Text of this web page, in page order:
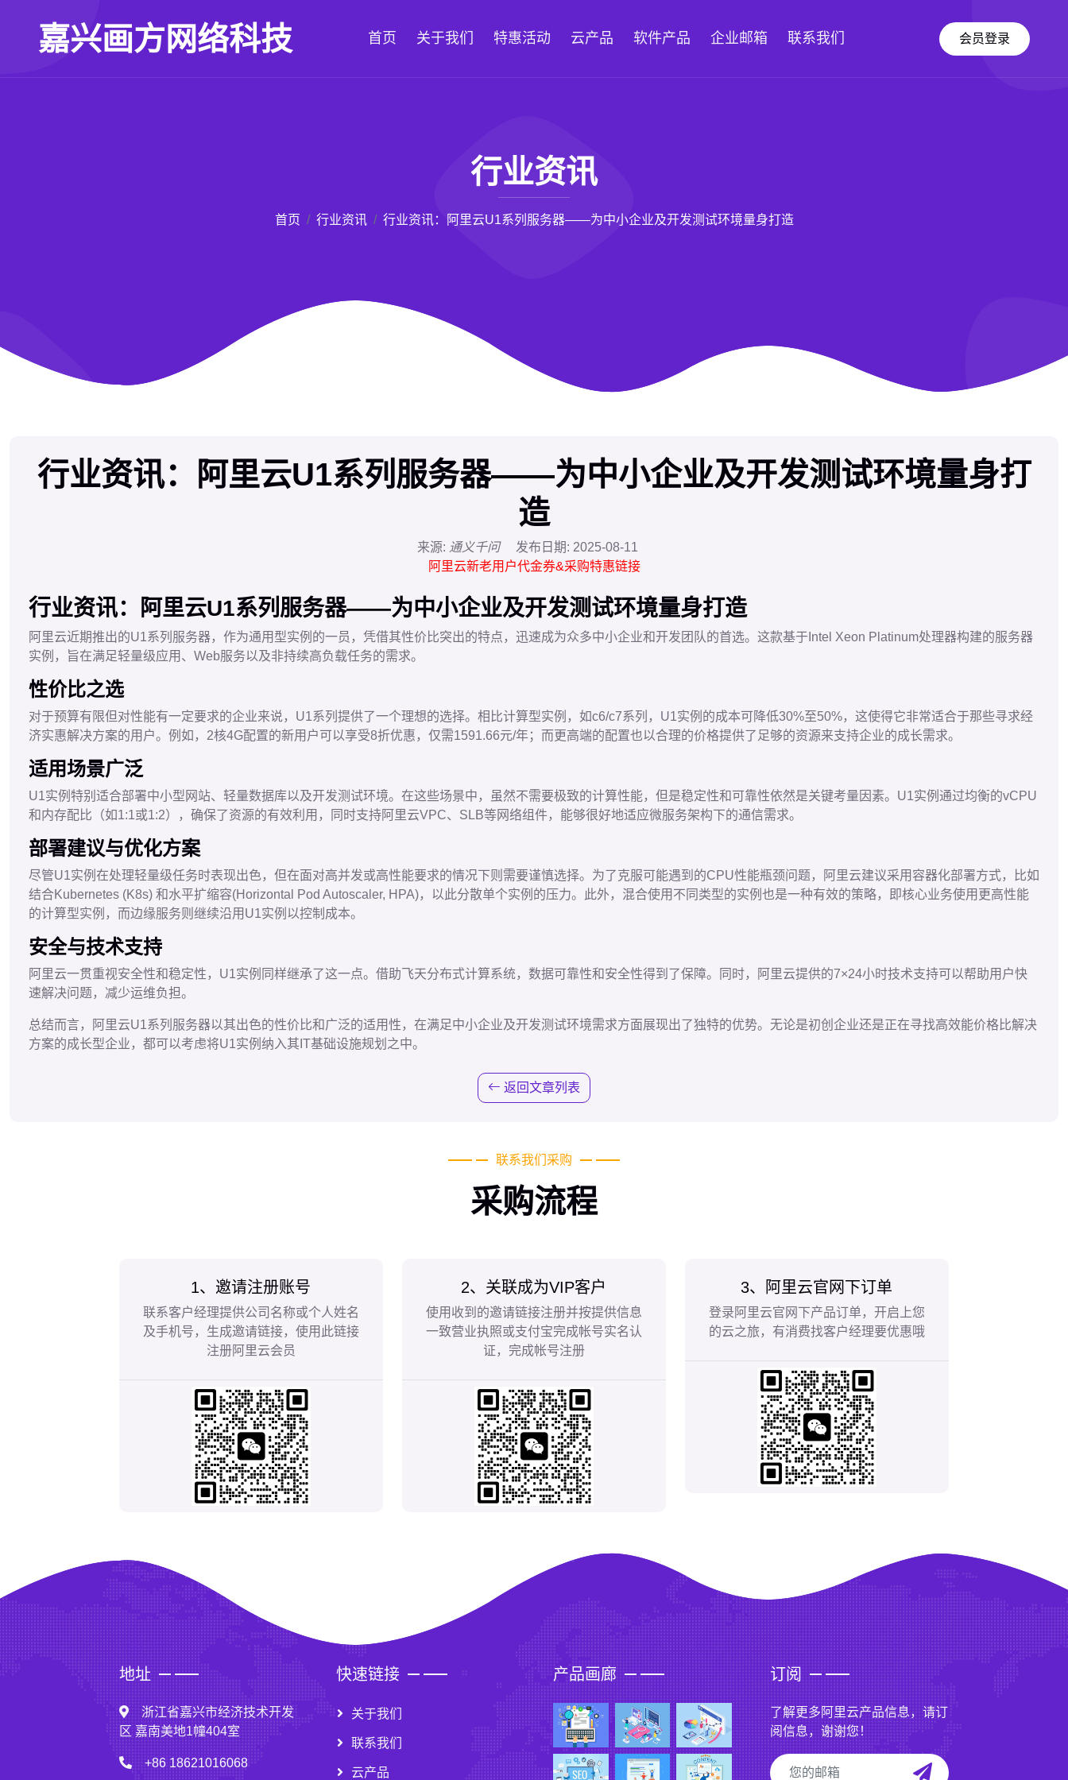
嘉兴画方网络科技 首页 关于我们 特惠活动 云产品 软件产品 企业邮箱 联系我们 会员登录
行业资讯
首页 行业资讯 行业资讯：阿里云U1系列服务器——为中小企业及开发测试环境量身打造
行业资讯：阿里云U1系列服务器——为中小企业及开发测试环境量身打
造
来源: 通义千问 发布日期: 2025-08-11
阿里云新老用户代金券&采购特惠链接
行业资讯：阿里云U1系列服务器——为中小企业及开发测试环境量身打造
阿里云近期推出的U1系列服务器，作为通用型实例的一员，凭借其性价比突出的特点，迅速成为众多中小企业和开发团队的首选。这款基于Intel Xeon Platinum处理器构建的服务器
实例，旨在满足轻量级应用、Web服务以及非持续高负载任务的需求。
性价比之选
对于预算有限但对性能有一定要求的企业来说，U1系列提供了一个理想的选择。相比计算型实例，如c6/c7系列，U1实例的成本可降低30%至50%，这使得它非常适合于那些寻求经
济实惠解决方案的用户。例如，2核4G配置的新用户可以享受8折优惠，仅需1591.66元/年；而更高端的配置也以合理的价格提供了足够的资源来支持企业的成长需求。
适用场景广泛
U1实例特别适合部署中小型网站、轻量数据库以及开发测试环境。在这些场景中，虽然不需要极致的计算性能，但是稳定性和可靠性依然是关键考量因素。U1实例通过均衡的vCPU
和内存配比（如1:1或1:2），确保了资源的有效利用，同时支持阿里云VPC、SLB等网络组件，能够很好地适应微服务架构下的通信需求。
部署建议与优化方案
尽管U1实例在处理轻量级任务时表现出色，但在面对高并发或高性能要求的情况下则需要谨慎选择。为了克服可能遇到的CPU性能瓶颈问题，阿里云建议采用容器化部署方式，比如
结合Kubernetes (K8s) 和水平扩缩容(Horizontal Pod Autoscaler, HPA)，以此分散单个实例的压力。此外，混合使用不同类型的实例也是一种有效的策略，即核心业务使用更高性能
的计算型实例，而边缘服务则继续沿用U1实例以控制成本。
安全与技术支持
阿里云一贯重视安全性和稳定性，U1实例同样继承了这一点。借助飞天分布式计算系统，数据可靠性和安全性得到了保障。同时，阿里云提供的7×24小时技术支持可以帮助用户快
速解决问题，减少运维负担。
总结而言，阿里云U1系列服务器以其出色的性价比和广泛的适用性，在满足中小企业及开发测试环境需求方面展现出了独特的优势。无论是初创企业还是正在寻找高效能价格比解决
方案的成长型企业，都可以考虑将U1实例纳入其IT基础设施规划之中。
返回文章列表
联系我们采购
采购流程
1、邀请注册账号
联系客户经理提供公司名称或个人姓名
及手机号，生成邀请链接，使用此链接
注册阿里云会员
2、关联成为VIP客户
使用收到的邀请链接注册并按提供信息
一致营业执照或支付宝完成帐号实名认
证，完成帐号注册
3、阿里云官网下订单
登录阿里云官网下产品订单，开启上您
的云之旅，有消费找客户经理要优惠哦
地址
浙江省嘉兴市经济技术开发
区 嘉南美地1幢404室
+86 18621016068
快速链接
关于我们
联系我们
云产品
产品画廊 订阅
了解更多阿里云产品信息，请订
阅信息，谢谢您！